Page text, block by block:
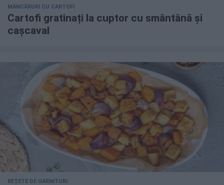
MÂNCĂRURI CU CARTOFI
Cartofi gratinați la cuptor cu smântână și
cașcaval
REȚETE DE GARNITURI